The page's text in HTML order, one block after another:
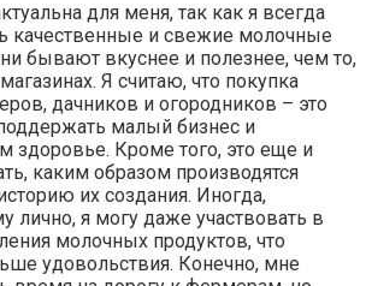
для меня, так как я всегда
качественные и свежие молочные
бывают вкуснее и полезнее, чем то,
Я считаю, что покупка
дачников и огородников – это
малый бизнес и
здоровье. Кроме того, это еще и
каким образом производятся
их создания. Иногда,
лично, я могу даже участвовать в
молочных продуктов, что
удовольствия. Конечно, мне